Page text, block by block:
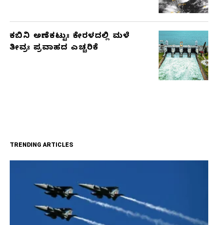
ಕಬಿನಿ ಅಣೆಕಟ್ಟುಃ ಕೇರಳದಲ್ಲಿ ಮಳೆ
ತೀವ್ರಃ ಪ್ರವಾಹದ ಎಚ್ಚರಿಕೆ
TRENDING ARTICLES